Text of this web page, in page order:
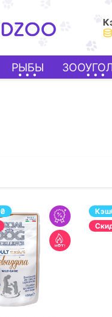
РЫБЫ
₴
ПЕРЕЙТИ